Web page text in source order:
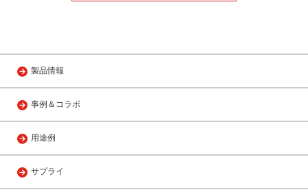
製品情報
事例＆コラボ
用途例
サプライ